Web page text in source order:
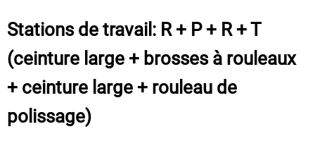
Stations de travail: R + P + R + T
(ceinture large + brosses à rouleaux
+ ceinture large + rouleau de
polissage)